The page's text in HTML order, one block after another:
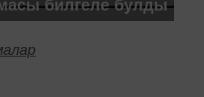
билгеле булды